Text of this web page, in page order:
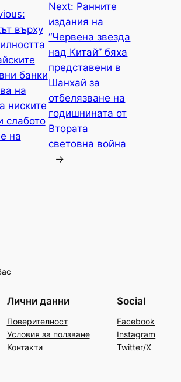
върху
банки
на
ниските
слабото
на
Next: Ранните
издания на
“Червена звезда
над Китай” бяха
представени в
Шанхай за
отбелязване на
годишнината от
Втората
световна война
→
Лични данни
Поверителност
Условия за ползване
Контакти
Social
Facebook
Instagram
Twitter/X